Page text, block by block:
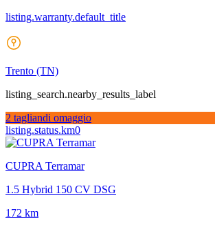
listing.warranty.default_title
Trento (TN)
listing_search.nearby_results_label
2 tagliandi omaggio
listing.status.km0
CUPRA Terramar
1.5 Hybrid 150 CV DSG
172 km